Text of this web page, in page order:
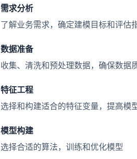
需求分析
了解业务需求，确定建模目标和评估
数据准备
收集、清洗和预处理数据，确保数据
特征工程
选择和构建适合的特征变量，提高模
模型构建
选择合适的算法，训练和优化模型